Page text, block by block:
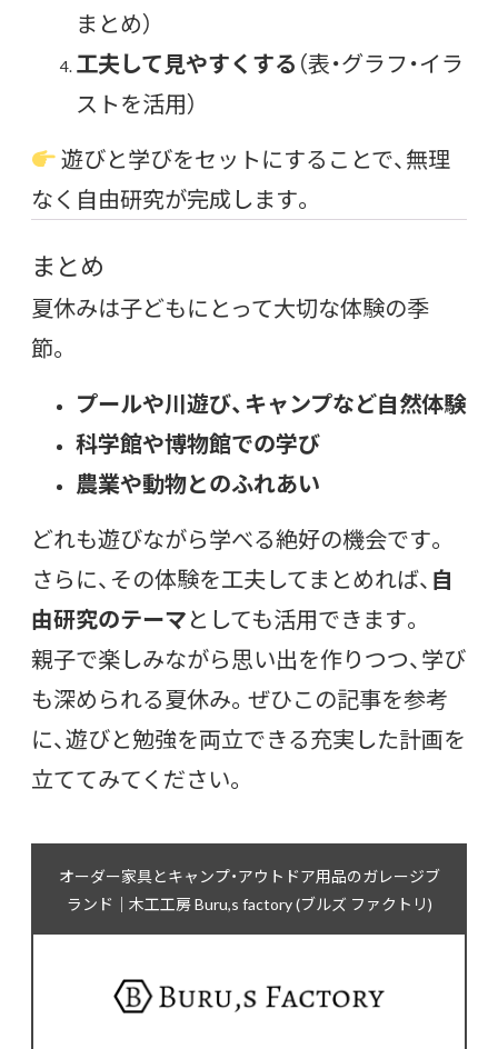
まとめ）
工夫して見やすくする （表・グラフ・イラ
ストを活用）
遊びと学びをセットにすることで、無理
なく自由研究が完成します。
まとめ
夏休みは子どもにとって大切な体験の季
節。
プールや川遊び、キャンプなど自然体験
科学館や博物館での学び
農業や動物とのふれあい
どれも遊びながら学べる絶好の機会です。
さらに、その体験を工夫してまとめれば、 自
由研究のテーマとしても活用できます。
親子で楽しみながら思い出を作りつつ、学び
も深められる夏休み。ぜひこの記事を参考
に、遊びと勉強を両立できる充実した計画を
立ててみてください。
オーダー家具とキャンプ・アウトドア用品のガレージブ
ランド｜木工工房 Buru,s factory (ブルズ ファクトリ)